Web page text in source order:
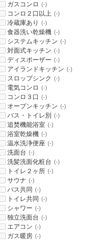
ガスコンロ (-)
コンロ２口以上 (-)
冷蔵庫あり (-)
食器洗い乾燥機 (-)
システムキッチン (-)
対面式キッチン (-)
ディスポーザー (-)
アイランドキッチン (-)
スロップシンク (-)
電気コンロ (-)
コンロ３口 (-)
オープンキッチン (-)
バス・トイレ別 (-)
追焚機能浴室 (-)
浴室乾燥機 (-)
温水洗浄便座 (-)
洗面台 (-)
洗髪洗面化粧台 (-)
トイレ２ヶ所 (-)
サウナ (-)
バス共同 (-)
トイレ共同 (-)
シャワー (-)
独立洗面台 (-)
エアコン (-)
ガス暖房 (-)